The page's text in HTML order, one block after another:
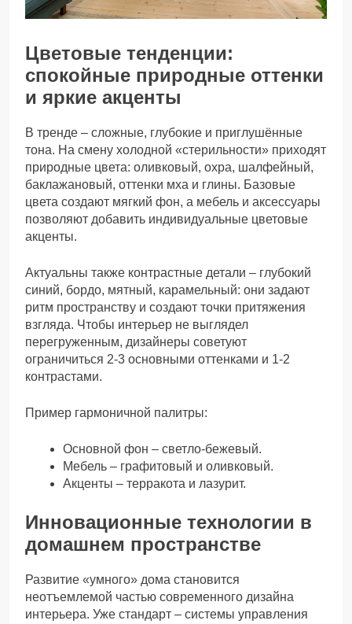
Цветовые тенденции:
спокойные природные оттенки
и яркие акценты
В тренде – сложные, глубокие и приглушённые
тона. На смену холодной «стерильности» приходят
природные цвета: оливковый, охра, шалфейный,
баклажановый, оттенки мха и глины. Базовые
цвета создают мягкий фон, а мебель и аксессуары
позволяют добавить индивидуальные цветовые
акценты.
Актуальны также контрастные детали – глубокий
синий, бордо, мятный, карамельный: они задают
ритм пространству и создают точки притяжения
взгляда. Чтобы интерьер не выглядел
перегруженным, дизайнеры советуют
ограничиться 2-3 основными оттенками и 1-2
контрастами.
Пример гармоничной палитры:
Основной фон – светло-бежевый.
Мебель – графитовый и оливковый.
Акценты – терракота и лазурит.
Инновационные технологии в
домашнем пространстве
Развитие «умного» дома становится
неотъемлемой частью современного дизайна
интерьера. Уже стандарт – системы управления